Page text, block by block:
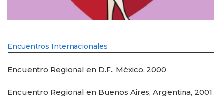
Encuentros Internacionales
Encuentro Regional en D.F., México, 2000
Encuentro Regional en Buenos Aires, Argentina, 2001